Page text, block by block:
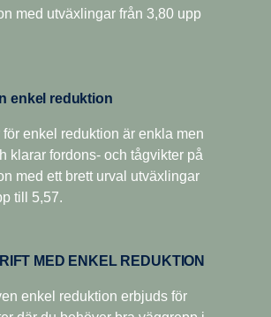
För alla
finns Scania Opticruise,
ger färre avbrott för underhåll. Allt
optimeringen av din totala
med utväxlingar från 3,80 upp
enkel reduktion
enkel reduktion är enkla men
klarar fordons- och tågvikter på
med ett brett urval utväxlingar
till 5,57.
MED ENKEL REDUKTION
enkel reduktion erbjuds för